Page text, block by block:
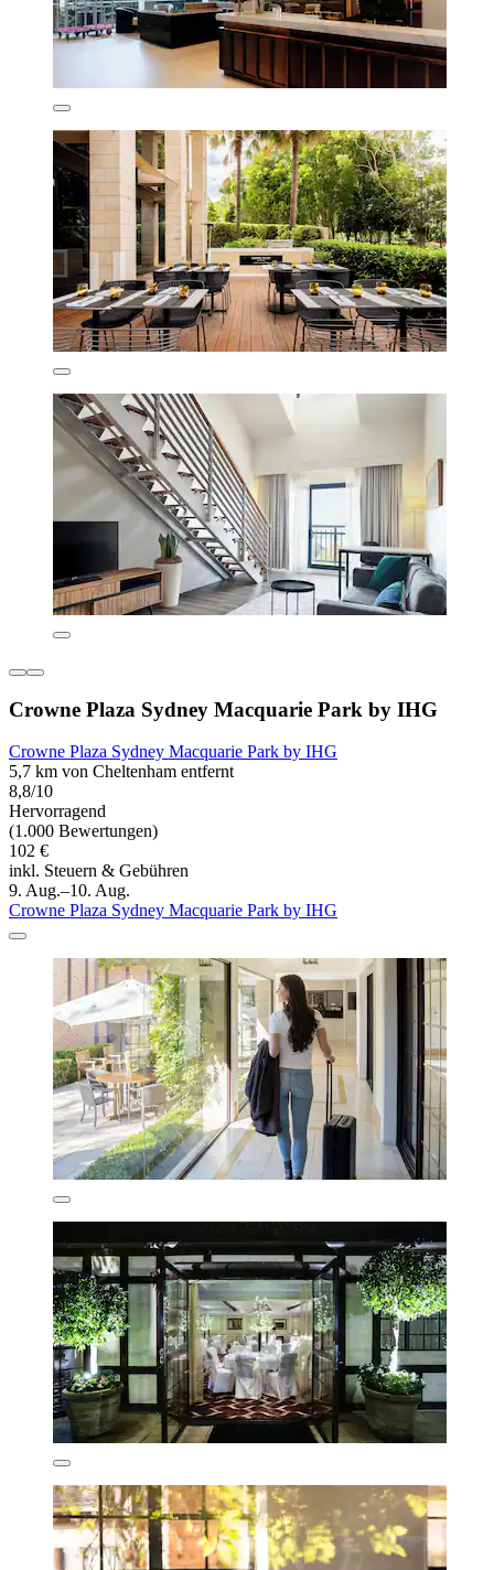
Crowne Plaza Sydney Macquarie Park by IHG
Crowne Plaza Sydney Macquarie Park by IHG
5,7 km von Cheltenham entfernt
8,8/10
Hervorragend
(1.000 Bewertungen)
102 €
inkl. Steuern & Gebühren
9. Aug.–10. Aug.
Crowne Plaza Sydney Macquarie Park by IHG